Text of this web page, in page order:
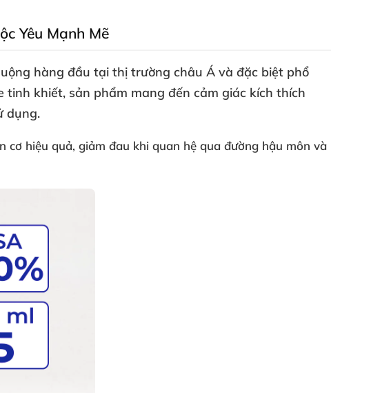
Yêu Mạnh Mẽ
hàng đầu tại thị trường châu Á và đặc biệt phổ
tinh khiết, sản phẩm mang đến cảm giác kích thích
dụng.
cơ hiệu quả, giảm đau khi quan hệ qua đường hậu môn và